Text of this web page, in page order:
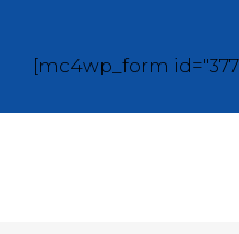
[mc4wp_form